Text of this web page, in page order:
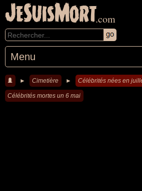
JeSuisMort.com
Menu
► Cimetière ► Célébrités nées en
Célébrités mortes un 6 mai